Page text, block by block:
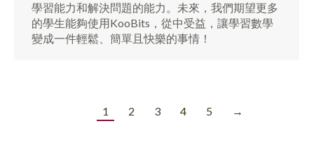
學習能力和解決問題的能力。未來，我們期望更多
的學生能夠使用KooBits，從中受益，讓學習數學
變成一件輕鬆、簡單且快樂的事情！
1 2 3 4 5 →